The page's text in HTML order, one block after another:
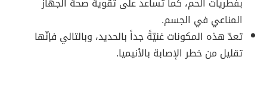
المناعي في الجسم.
تعدّ هذه المكونات غنيّةً جداً بالحديد، وبالتالي فإنّها
تقليل من خطر الإصابة بالأنيميا.